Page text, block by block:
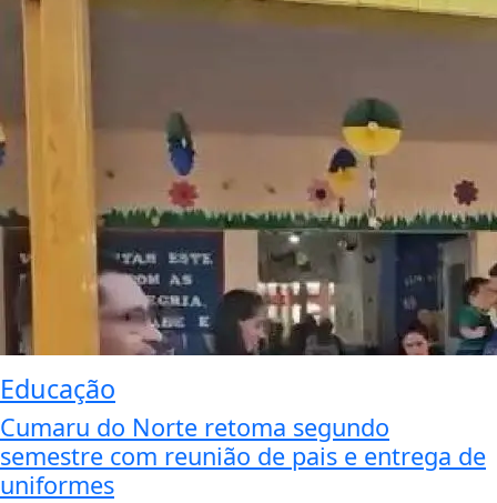
Educação
Cumaru do Norte retoma segundo
semestre com reunião de pais e entrega de
uniformes